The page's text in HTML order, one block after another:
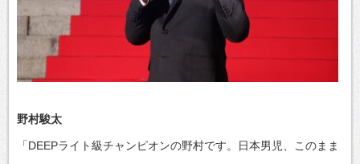
野村駿太
「DEEPライト級チャンピオンの野村です。日本男児、このまま